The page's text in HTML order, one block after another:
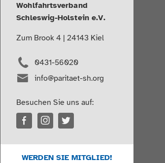
Wohlfahrtsverband
Schleswig-Holstein e.V.
Zum Brook 4 | 24143 Kiel
0431-56020
info@paritaet-sh.org
Besuchen Sie uns auf:
WERDEN SIE MITGLIED!